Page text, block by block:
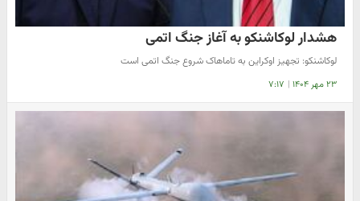
هشدار لوکاشنکو به آغاز جنگ اتمی
لوکاشنکو: تجهیز اوکراین به تاماهاک شروع جنگ اتمی است
۲۳ مهر ۱۴۰۴ | ۷:۱۷